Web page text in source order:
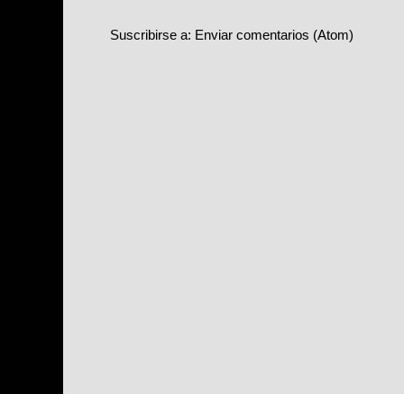
Suscribirse a: Enviar comentarios (Atom)